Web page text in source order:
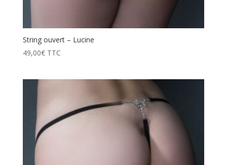
String ouvert – Lucine
49,00€ TTC